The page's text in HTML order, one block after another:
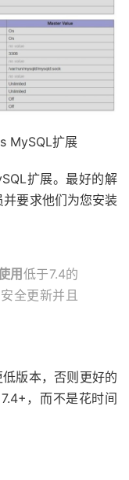
MySQL扩展
扩展。最好的解
要求他们为您安装
用 低于7.4的
全更新并且
版本，否则更好的
，而不是花时间